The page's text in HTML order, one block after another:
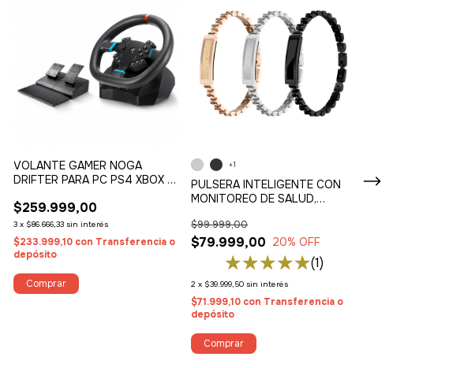
VOLANTE GAMER NOGA
DRIFTER PARA PC PS4 XBOX Y
$259.999,00
3 x $86.666,33 sin interés
$233.999,10 con Transferencia o
depósito
PULSERA INTELIGENTE CON
MONITOREO DE SALUD,
BATERÍA DE LARGA DURACIÓN
$79.999,00
$99.999,00
20% OFF
(1)
2 x $39.999,50 sin interés
$71.999,10 con Transferencia o
depósito
+1
Comprar
INDOOR